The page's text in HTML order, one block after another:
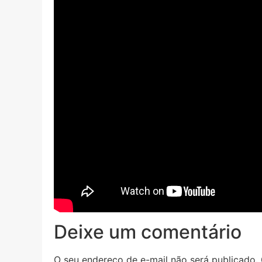
Deixe um comentário
O seu endereço de e-mail não será publicado.